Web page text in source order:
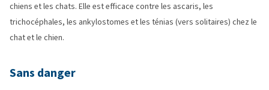
chiens et les chats. Elle est efficace contre les ascaris, les
trichocéphales, les ankylostomes et les ténias (vers solitaires) chez le
chat et le chien.
Sans danger